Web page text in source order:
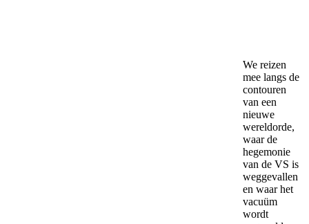
We reizen
mee langs de
contouren
van een
nieuwe
wereldorde,
waar de
hegemonie
van de VS is
weggevallen
en waar het
vacuüm
wordt